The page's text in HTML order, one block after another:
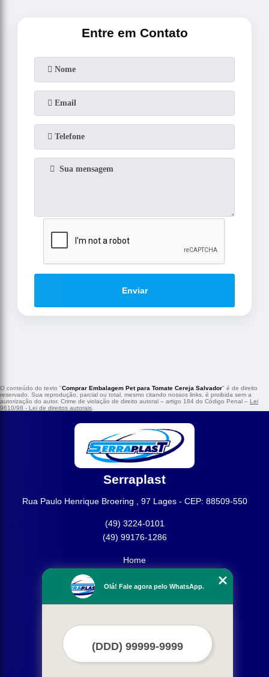
Entre em Contato
Enviar
O conteúdo do texto "Comprar Embalagem Pet para Tomate Cereja Salvador" é de direito
reservado. Sua reprodução, parcial ou total, mesmo citando nossos links, é proibida sem a
autorização do autor. Crime de violação de direito autoral – artigo 184 do Código Penal – Lei
9610/98 - Lei de direitos autorais
Serraplast
Rua Paulo Henrique Broering , 97 Lages - CEP: 88509-550
(49) 3224-0101
(49) 99176-1286
Home
Missão
Mais Serviços
Olá! Fale agora pelo WhatsApp.